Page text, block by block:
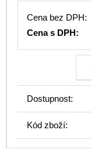
Cena bez DPH:
Cena s DPH:
Dostupnost:
Kód zboží: